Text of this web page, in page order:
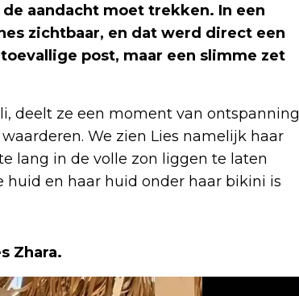
aandacht moet trekken. In een
zichtbaar, en dat werd direct een
post, maar een slimme zet
deelt ze een moment van ontspanning
We zien Lies namelijk haar
lang in de volle zon liggen te laten
huid en haar huid onder haar bikini is
Zhara.